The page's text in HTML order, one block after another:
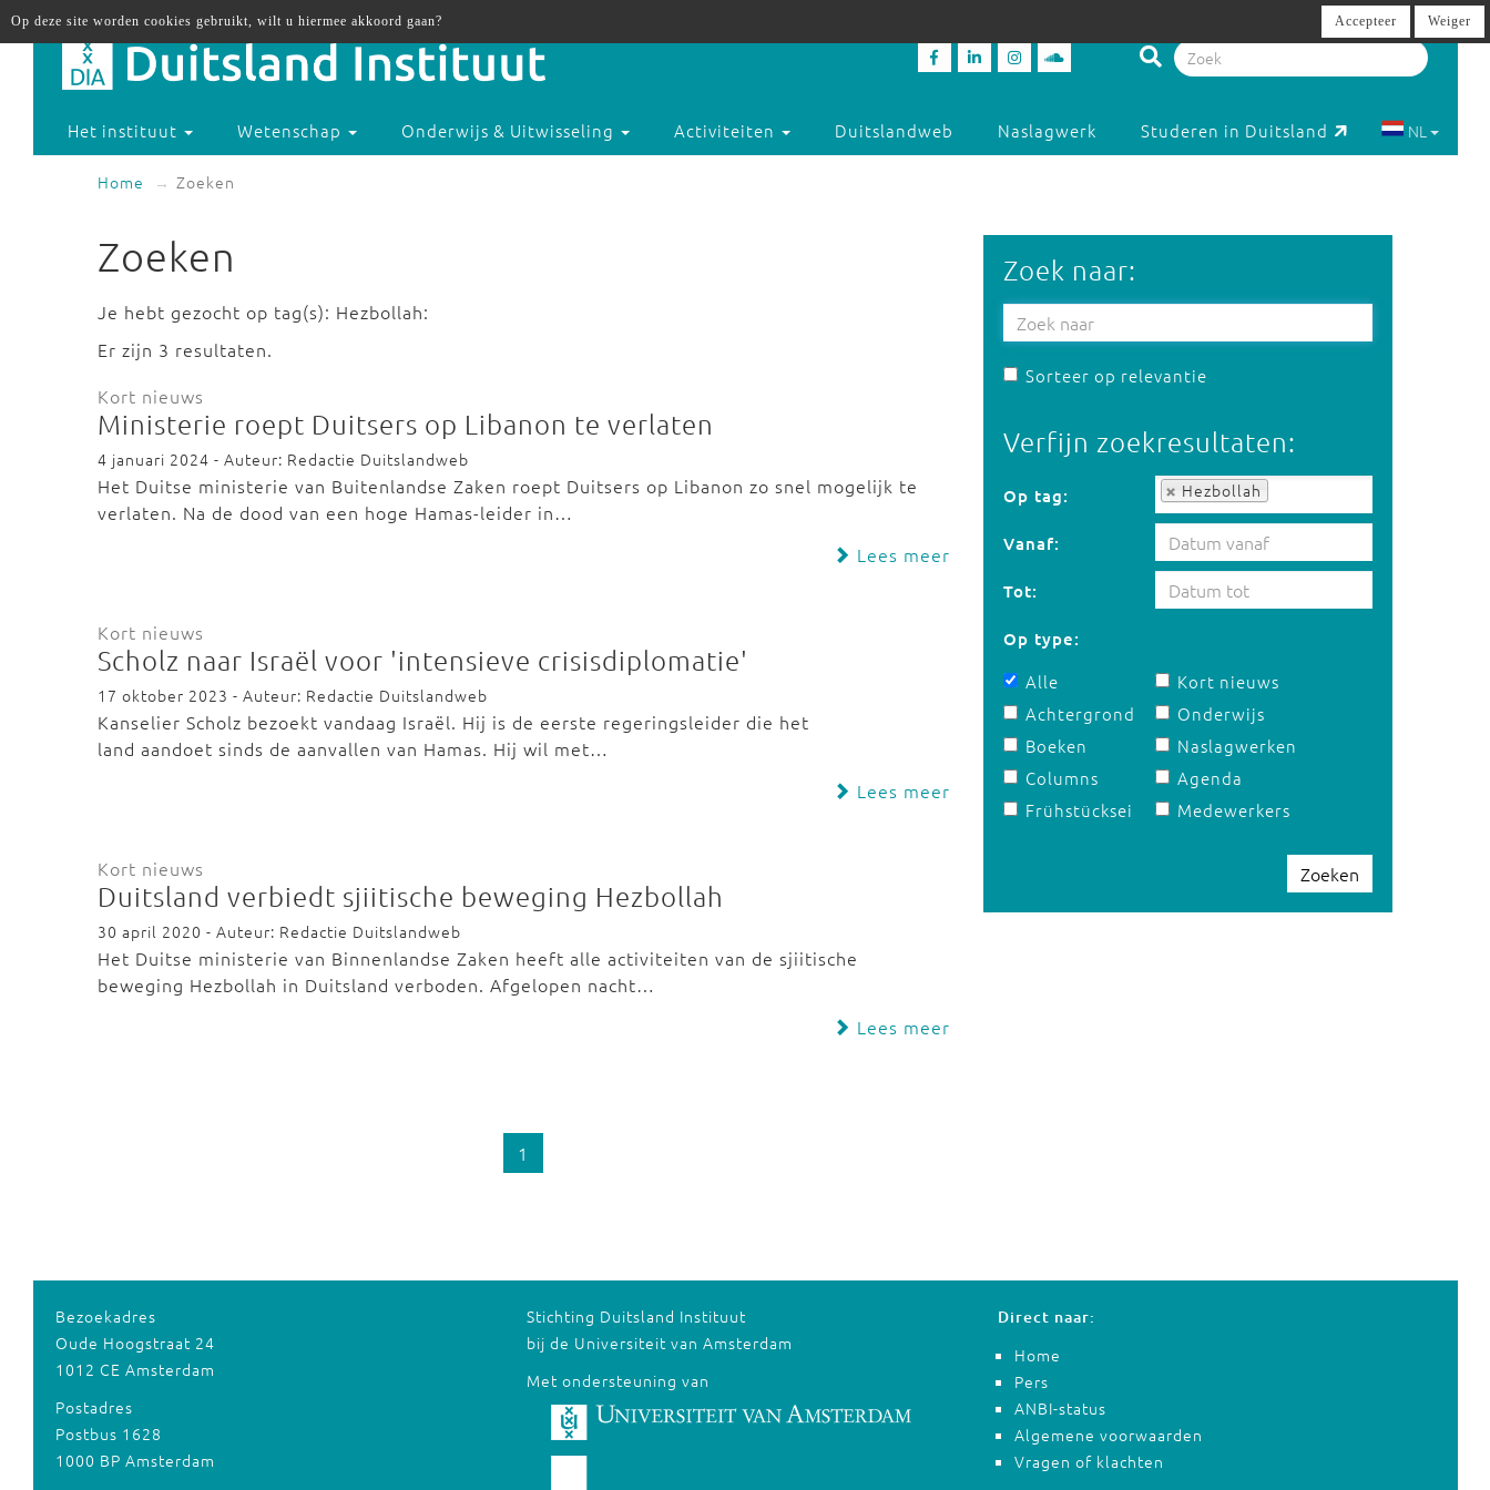
Het instituut Wetenschap Onderwijs & Uitwisseling Activiteiten Duitslandweb Naslagwerk Studeren in Duitsland NL
Home Zoeken
Zoeken
Je hebt gezocht op tag(s): Hezbollah:
Er zijn 3 resultaten.
Kort nieuws
Ministerie roept Duitsers op Libanon te verlaten
4 januari 2024 - Auteur: Redactie Duitslandweb
Het Duitse ministerie van Buitenlandse Zaken roept Duitsers op Libanon zo snel mogelijk te
verlaten. Na de dood van een hoge Hamas-leider in…
Lees meer
Kort nieuws
Scholz naar Israël voor 'intensieve crisisdiplomatie'
17 oktober 2023 - Auteur: Redactie Duitslandweb
Kanselier Scholz bezoekt vandaag Israël. Hij is de eerste regeringsleider die het
land aandoet sinds de aanvallen van Hamas. Hij wil met…
Lees meer
Kort nieuws
Duitsland verbiedt sjiitische beweging Hezbollah
30 april 2020 - Auteur: Redactie Duitslandweb
Het Duitse ministerie van Binnenlandse Zaken heeft alle activiteiten van de sjiitische
beweging Hezbollah in Duitsland verboden. Afgelopen nacht…
Lees meer
1
Zoek naar:
Sorteer op relevantie
Verfijn zoekresultaten:
Op tag: Hezbollah
Op tag:
Vanaf:
Tot:
Op type:
Alle
Achtergrond
Boeken
Columns
Frühstücksei
Kort nieuws
Onderwijs
Naslagwerken
Agenda
Medewerkers
Zoeken
Bezoekadres
Oude Hoogstraat 24
1012 CE Amsterdam
Postadres
Postbus 1628
1000 BP Amsterdam
Stichting Duitsland Instituut
bij de Universiteit van Amsterdam
Met ondersteuning van
Direct naar:
Home
Pers
ANBI-status
Algemene voorwaarden
Vragen of klachten
Op deze site worden cookies gebruikt, wilt u hiermee akkoord gaan? Accepteer Weiger